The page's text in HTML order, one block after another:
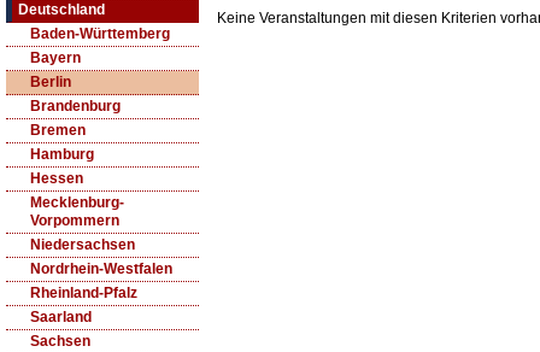
Deutschland
Baden-Württemberg
Bayern
Berlin
Brandenburg
Bremen
Hamburg
Hessen
Mecklenburg-
Vorpommern
Niedersachsen
Nordrhein-Westfalen
Rheinland-Pfalz
Saarland
Sachsen
Keine Veranstaltungen mit diesen Kriterien